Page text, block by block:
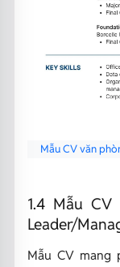
Mẫu CV văn
1.4 Mẫu
Leader/
Mẫu CV mang